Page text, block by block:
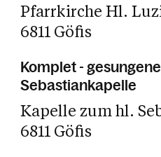
Pfarrkirche Hl.
6811 Göfis
Komplet -
Sebastiankapelle
Kapelle zum hl.
6811 Göfis